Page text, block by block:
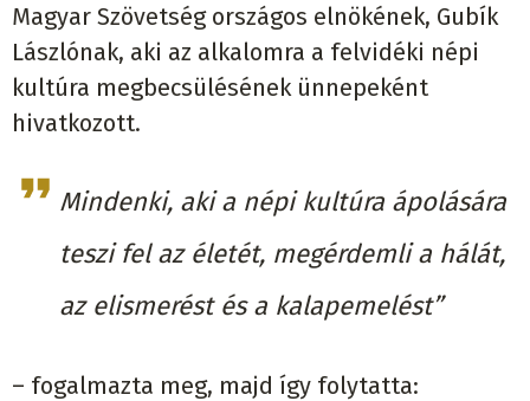
Magyar Szövetség országos elnökének, Gubík
Lászlónak, aki az alkalomra a felvidéki népi
kultúra megbecsülésének ünnepeként
hivatkozott.
Mindenki, aki a népi kultúra ápolására
teszi fel az életét, megérdemli a hálát,
az elismerést és a kalapemelést”
– fogalmazta meg, majd így folytatta: